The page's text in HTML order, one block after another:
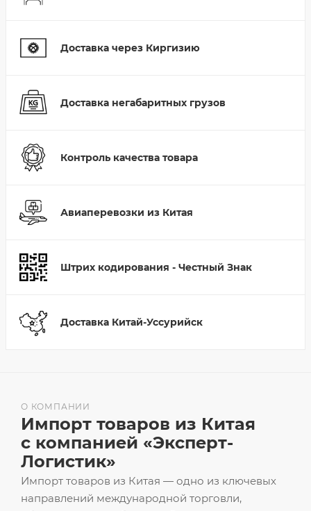
Доставка через Киргизию
Доставка негабаритных грузов
Контроль качества товара
Авиаперевозки из Китая
Штрих кодирования - Честный Знак
Доставка Китай-Уссурийск
Импорт товаров из Китая — одно из ключевых
направлений международной торговли,
О КОМПАНИИ
Импорт товаров из Китая
с компанией «Эксперт-
Логистик»